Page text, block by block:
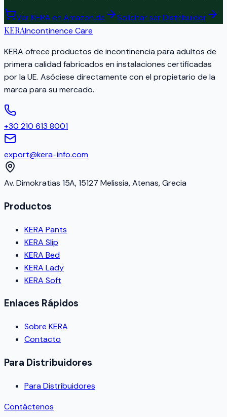
Ver KERA en Amazon.de
Solicitar ser Distribuidor
KERAIncontinence Care
KERA ofrece productos de incontinencia para adultos de
primera calidad fabricados en instalaciones certificadas
por la UE. Asóciese directamente con el propietario de la
marca para su mercado.
+30 210 613 8001
export@kera-info.com
Av. Dimokratias 15A, 15127 Melissia, Atenas, Grecia
Productos
KERA Pants
KERA Slip
KERA Bed
KERA Lady
KERA Soft
Enlaces Rápidos
Sobre KERA
Contacto
Para Distribuidores
Para Distribuidores
Contáctenos